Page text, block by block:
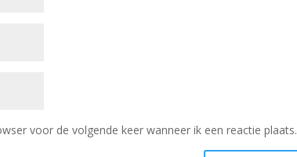
voor de volgende keer wanneer ik een reactie plaats.